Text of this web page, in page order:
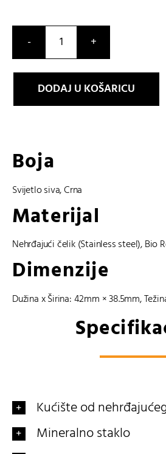
MDV-
10-
1A1VEF
količina
DODAJ U KOŠARICU
Boja
Svijetlo siva,Crna
Materijal
Nehrđajući čelik (Stainless steel),Bio
Dimenzije
Dužina x Širina: 42mm × 38.5mm,
Kućište od
Mineralno staklo